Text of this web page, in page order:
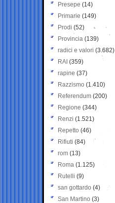
Presepe (14)
Primarie (149)
Prodi (52)
Provincia (139)
radici e valori (3.682)
RAI (359)
rapine (37)
Razzismo (1.410)
Referendum (200)
Regione (344)
Renzi (1.521)
Repetto (46)
Rifiuti (84)
rom (13)
Roma (1.125)
Rutelli (9)
san gottardo (4)
San Martino (3)